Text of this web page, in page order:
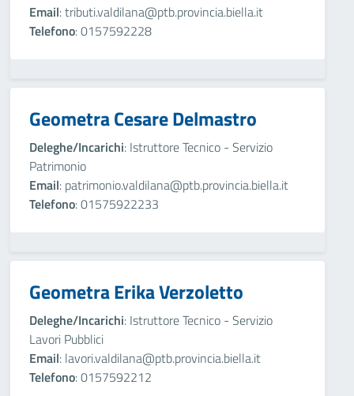
Email: tributi.valdilana@ptb.provincia.biella.it
Telefono: 0157592228
Geometra Cesare Delmastro
Deleghe/Incarichi: Istruttore Tecnico - Servizio
Patrimonio
Email: patrimonio.valdilana@ptb.provincia.biella.it
Telefono: 01575922233
Geometra Erika Verzoletto
Deleghe/Incarichi: Istruttore Tecnico - Servizio
Lavori Pubblici
Email: lavori.valdilana@ptb.provincia.biella.it
Telefono: 0157592212